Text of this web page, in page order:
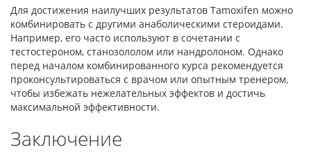
Для достижения наилучших результатов Tamoxifen можно
комбинировать с другими анаболическими стероидами.
Например, его часто используют в сочетании с
тестостероном, станозололом или нандролоном. Однако
перед началом комбинированного курса рекомендуется
проконсультироваться с врачом или опытным тренером,
чтобы избежать нежелательных эффектов и достичь
максимальной эффективности.
Заключение